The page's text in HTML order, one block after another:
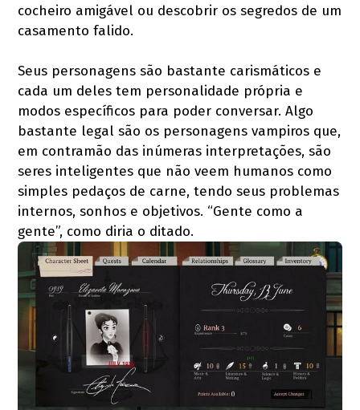
cocheiro amigável ou descobrir os segredos de um
casamento falido.
Seus personagens são bastante carismáticos e
cada um deles tem personalidade própria e
modos específicos para poder conversar. Algo
bastante legal são os personagens vampiros que,
em contramão das inúmeras interpretações, são
seres inteligentes que não veem humanos como
simples pedaços de carne, tendo seus problemas
internos, sonhos e objetivos. “Gente como a
gente”, como diria o ditado.